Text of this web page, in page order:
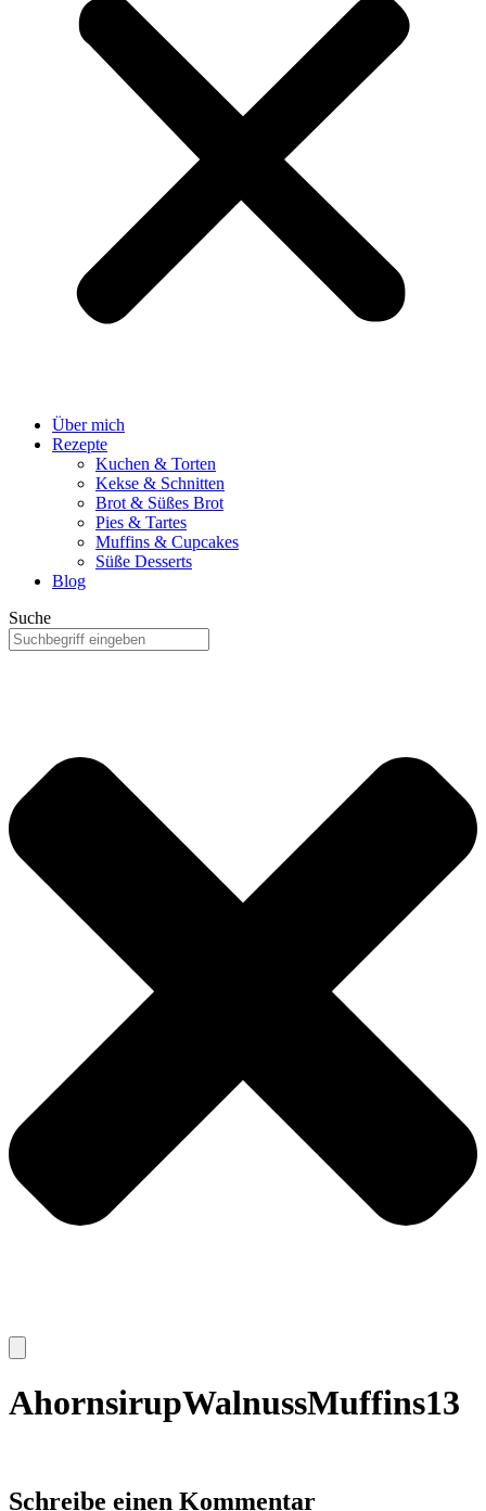
Über mich
Rezepte
Kuchen & Torten
Kekse & Schnitten
Brot & Süßes Brot
Pies & Tartes
Muffins & Cupcakes
Süße Desserts
Blog
Suche
AhornsirupWalnussMuffins13
Schreibe einen Kommentar